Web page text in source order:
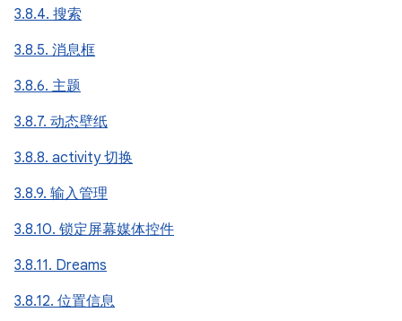
3.8.4. 搜索
3.8.5. 消息框
3.8.6. 主题
3.8.7. 动态壁纸
3.8.8. activity 切换
3.8.9. 输入管理
3.8.10. 锁定屏幕媒体控件
3.8.11. Dreams
3.8.12. 位置信息